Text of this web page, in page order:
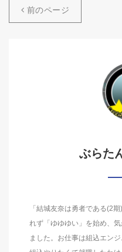
前のページ
ぶらた
「結城友奈は勇者である(2
れず「ゆゆゆい」を始め、
ました。お仕事は組込エン